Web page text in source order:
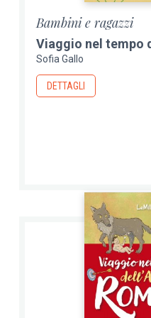
Bambini e ragazzi
Viaggio nel tempo
Sofia Gallo
DETTAGLI